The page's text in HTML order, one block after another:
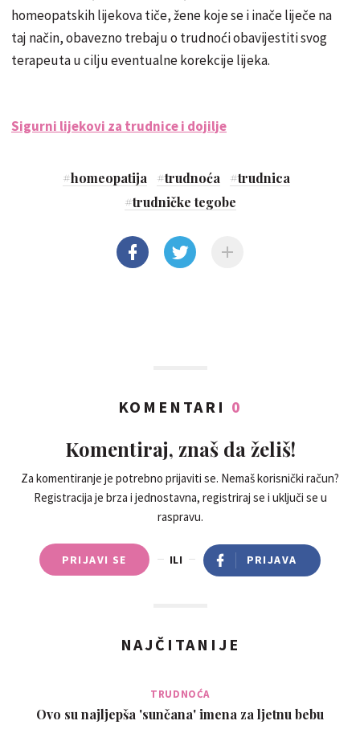
homeopatskih lijekova tiče, žene koje se i inače liječe na
taj način, obavezno trebaju o trudnoći obavijestiti svog
terapeuta u cilju eventualne korekcije lijeka.
Sigurni lijekovi za trudnice i dojilje
#homeopatija #trudnoća #trudnica
#trudničke tegobe
KOMENTARI 0
Komentiraj, znaš da želiš!
Za komentiranje je potrebno prijaviti se. Nemaš korisnički račun?
Registracija je brza i jednostavna, registriraj se i uključi se u
raspravu.
PRIJAVI SE ILI PRIJAVA
NAJČITANIJE
TRUDNOĆA
Ovo su najljepša 'sunčana' imena za ljetnu bebu